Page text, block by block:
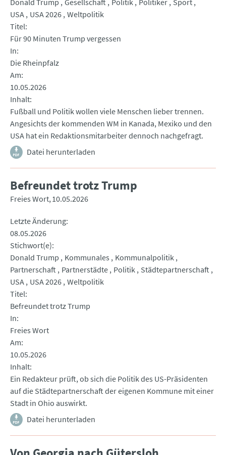
Donald Trump Gesellschaft Politik Politiker Sport
USA USA 2026 Weltpolitik
Titel
Für 90 Minuten Trump vergessen
In
Die Rheinpfalz
Am
10.05.2026
Inhalt
Fußball und Politik wollen viele Menschen lieber trennen.
Angesichts der kommenden WM in Kanada, Mexiko und den
USA hat ein Redaktionsmitarbeiter dennoch nachgefragt.
Datei herunterladen
Befreundet trotz Trump
Freies Wort 10.05.2026
Letzte Änderung
08.05.2026
Stichwort(e)
Donald Trump
Kommunales
Kommunalpolitik
Partnerschaft Partnerstädte Politik Städtepartnerschaft
USA USA 2026 Weltpolitik
Titel
Befreundet trotz Trump
In
Freies Wort
Am
10.05.2026
Inhalt
Ein Redakteur prüft, ob sich die Politik des US-Präsidenten
auf die Städtepartnerschaft der eigenen Kommune mit einer
Stadt in Ohio auswirkt.
Datei herunterladen